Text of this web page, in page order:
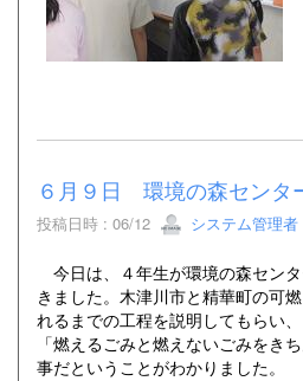
６月９日 環境の森センタ
投稿日時 : 06/12 システム管理者
今日は、４年生が環境の森セン
きました。木津川市と精華町の可
れるまでの工程を説明してもらい
「燃えるごみと燃えないごみをき
事だということがわかりました。